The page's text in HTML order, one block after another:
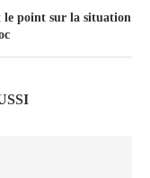
le point sur la situation